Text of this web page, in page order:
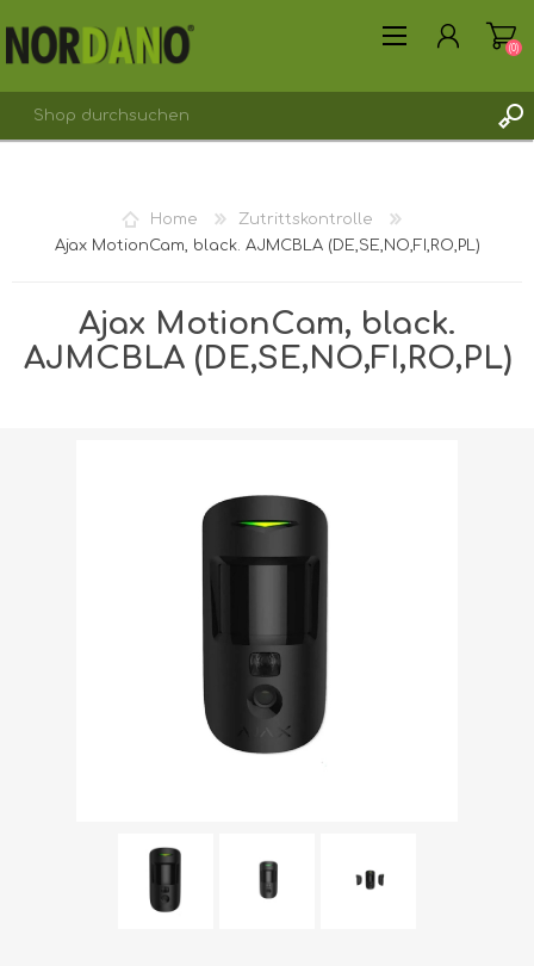
REGISTRIERUNG
ANMELDEN
(0)
Home
Zutrittskontrolle
Ajax MotionCam, black. AJMCBLA (DE,SE,NO,FI,RO,PL)
Ajax MotionCam, black.
AJMCBLA (DE,SE,NO,FI,RO,PL)